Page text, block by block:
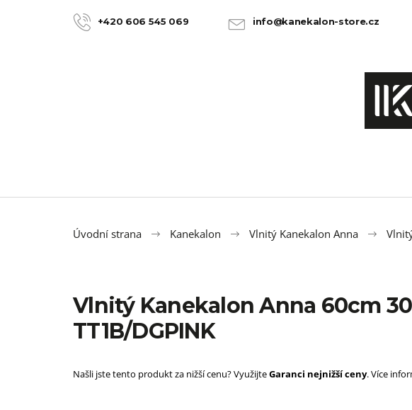
+420 606 545 069 info@kanekalon-store.cz
Úvodní strana Kanekalon Vlnitý Kanekalon Anna
Vlnitý Kanekalon Anna 60cm
TT1B/DGPINK
Našli jste tento produkt za nižší cenu? VyužijteGaranci nejnižší ceny. Více
Co
100% JUMBO BRAID KANEKALON 22
SUPERBRAID
99 Kč
100% EZ